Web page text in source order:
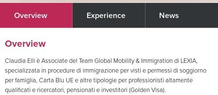
Overview Experience News
Overview
Claudia Elli è Associate del Team Global Mobility & Immigration di LEXIA,
specializzata in procedure di immigrazione per visti e permessi di soggiorno
per famiglia, Carta Blu UE e altre tipologie per professionisti altamente
qualificati e ricercatori, pensionati e investitori (Golden Visa).